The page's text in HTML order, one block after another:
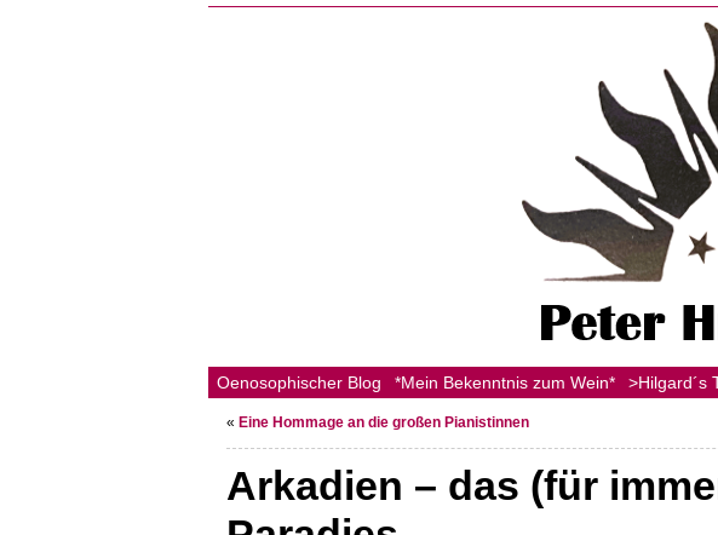
Oenosophischer Blog *Mein Bekenntnis zum Wein* >Hilgard´s
« Eine Hommage an die großen Pianistinnen
Arkadien – das (für